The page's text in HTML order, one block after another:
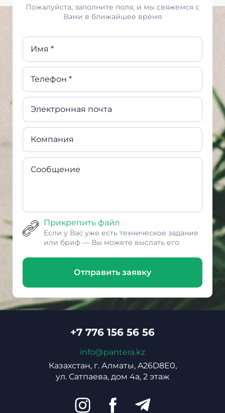
Пожалуйста, заполните поля, и мы свяжемся с
Вами в ближайшее время
Имя *
Телефон *
Электронная почта
Компания
Сообщение
Прикрепить файл
Если у Вас уже есть техническое задание
или бриф — Вы можете выслать его
Отправить заявку
+7 776 156 56 56
info@pantera.kz
Казахстан, г. Алматы, A26D8E0,
ул. Сатпаева, дом 4а, 2 этаж